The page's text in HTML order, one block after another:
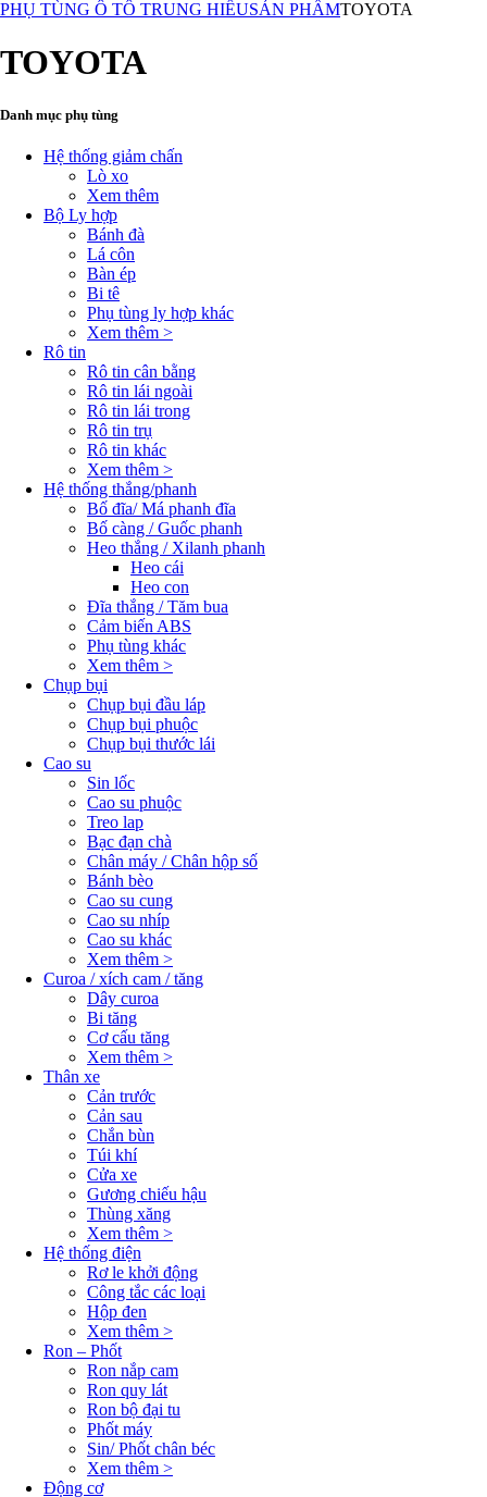
PHỤ TÙNG Ô TÔ TRUNG HIẾUSẢN PHẨMTOYOTA
TOYOTA
Danh mục phụ tùng
Hệ thống giảm chấn
Lò xo
Xem thêm
Bộ Ly hợp
Bánh đà
Lá côn
Bàn ép
Bi tê
Phụ tùng ly hợp khác
Xem thêm >
Rô tin
Rô tin cân bằng
Rô tin lái ngoài
Rô tin lái trong
Rô tin trụ
Rô tin khác
Xem thêm >
Hệ thống thắng/phanh
Bố đĩa/ Má phanh đĩa
Bố càng / Guốc phanh
Heo thắng / Xilanh phanh
Heo cái
Heo con
Đĩa thắng / Tăm bua
Cảm biến ABS
Phụ tùng khác
Xem thêm >
Chụp bụi
Chụp bụi đầu láp
Chụp bụi phuộc
Chụp bụi thước lái
Cao su
Sin lốc
Cao su phuộc
Treo lap
Bạc đạn chà
Chân máy / Chân hộp số
Bánh bèo
Cao su cung
Cao su nhíp
Cao su khác
Xem thêm >
Curoa / xích cam / tăng
Dây curoa
Bi tăng
Cơ cấu tăng
Xem thêm >
Thân xe
Cản trước
Cản sau
Chắn bùn
Túi khí
Cửa xe
Gương chiếu hậu
Thùng xăng
Xem thêm >
Hệ thống điện
Rơ le khởi động
Công tắc các loại
Hộp đen
Xem thêm >
Ron – Phốt
Ron nắp cam
Ron quy lát
Ron bộ đại tu
Phốt máy
Sin/ Phốt chân béc
Xem thêm >
Động cơ